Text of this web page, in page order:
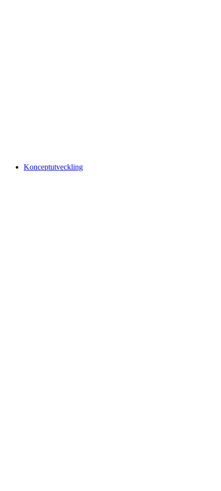
Konceptutveckling